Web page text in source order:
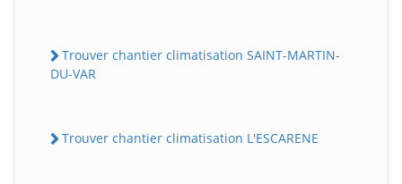
Trouver chantier climatisation SAINT-MARTIN-
DU-VAR
Trouver chantier climatisation L'ESCARENE